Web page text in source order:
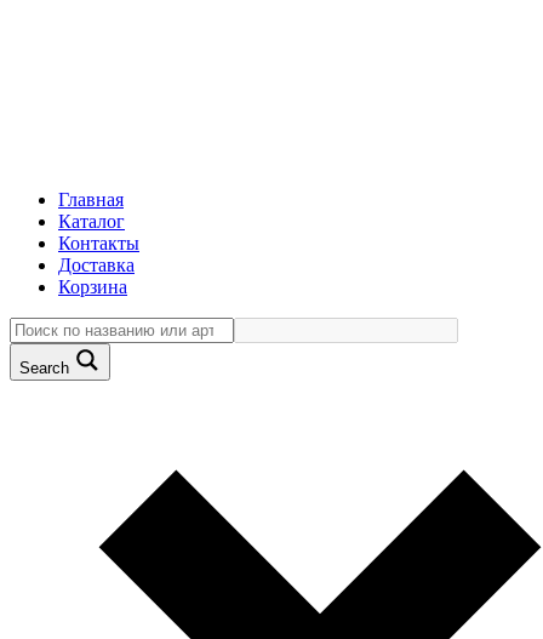
Главная
Каталог
Контакты
Доставка
Корзина
Search